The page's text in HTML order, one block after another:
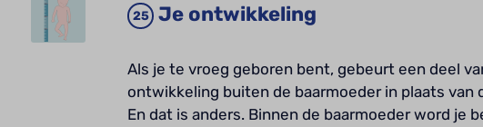
Je ontwikkeling
Als je te vroeg geboren bent, gebeurt een deel
ontwikkeling buiten de baarmoeder in plaats van
En dat is anders. Binnen de baarmoeder word je